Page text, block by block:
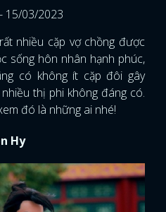
15/03/2023
nhiều cặp vợ chồng được
sống hôn nhân hạnh phúc,
có không ít cặp đôi gây
thị phi không đáng có.
đó là những ai nhé!
Hy